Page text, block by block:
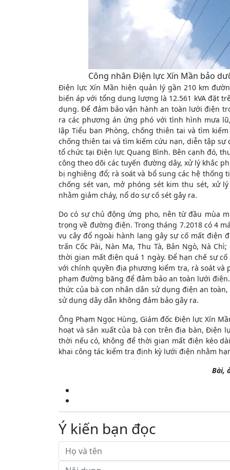
Công nhân Điện lực Xín Mần bảo
Điện lực Xín Mần hiện quản lý gần 210 km
biến áp với tổng dung lượng là 12.561 kVA đặt
dụng. Để đảm bảo vận hành an toàn lưới điện
ra các phương án ứng phó với tình hình mưa
lập Tiểu ban Phòng, chống thiên tai và tìm
chống thiên tai và tìm kiếm cứu nạn, diễn tập sự
tổ chức tại Điện lực Quang Bình. Bên cạnh đó,
công theo dõi các tuyến đường dây, xử lý khắc
bị nghiêng đổ; rà soát và bổ sung các hệ thống
chống sét van, mở phóng sét kim thu sét, xử
nhằm giảm cháy, nổ do sự cố sét gây ra.
Do có sự chủ động ứng pho, nên từ đầu mùa
trọng về đường điện. Trong tháng 7.2018 có 4
vụ cây đổ ngoài hành lang gây sự cố mất điện
trấn Cốc Pài, Nàn Ma, Thu Tà, Bản Ngò, Nà
thời gian mất điện quá 1 ngày. Để hạn chế sự
với chính quyền địa phương kiểm tra, rà soát
phạm đường băng để đảm bảo an toàn lưới
thức của bà con nhân dân sử dụng điện an
sử dụng dây dẫn không đảm bảo gây ra.
Ông Phạm Ngọc Hùng, Giám đốc Điện lực Xín
hoạt và sản xuất của bà con trên địa bàn, Điện
thời nếu có, không để thời gian mất điện kéo
khai công tác kiểm tra định kỳ lưới điện nhằm
Bài,
Ý kiến bạn đọc